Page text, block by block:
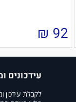
92
₪
עידכונים
לקבלת עידכון